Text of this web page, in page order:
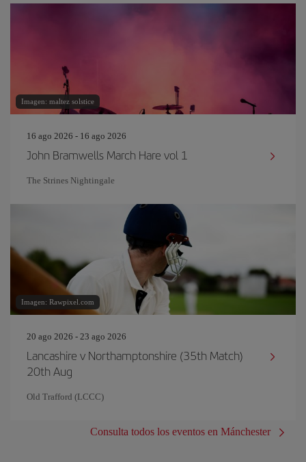
Imagen: maltez solstice
16 ago 2026 - 16 ago 2026
John Bramwells March Hare vol 1
The Strines Nightingale
Imagen: Rawpixel.com
20 ago 2026 - 23 ago 2026
Lancashire v Northamptonshire (35th Match)
20th Aug
Old Trafford (LCCC)
Consulta todos los eventos en Mánchester